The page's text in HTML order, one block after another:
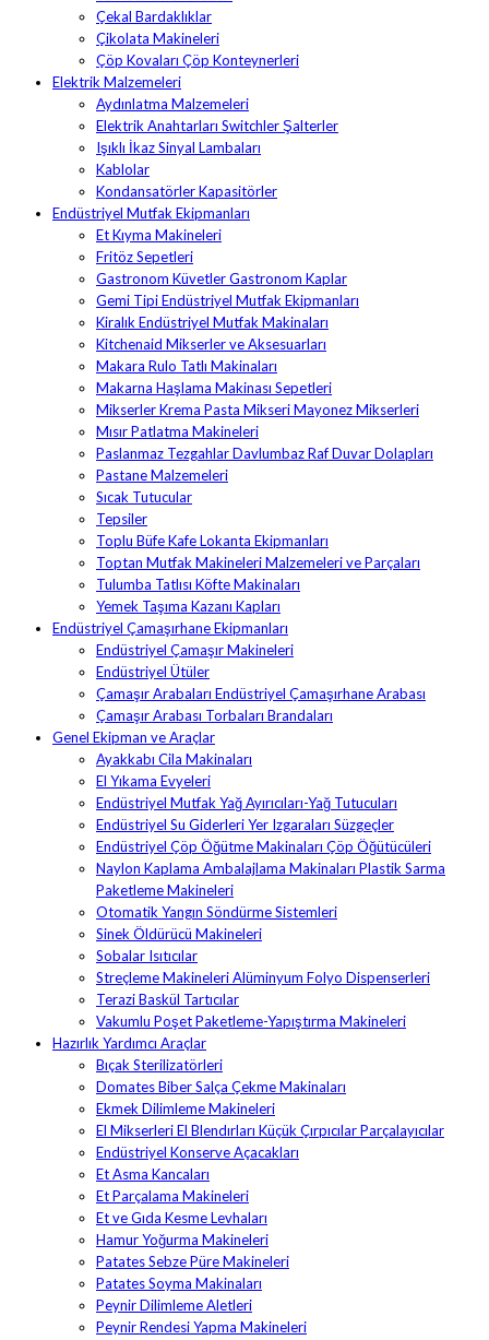
Çekal Bardaklıklar
Çikolata Makineleri
Çöp Kovaları Çöp Konteynerleri
Elektrik Malzemeleri
Aydınlatma Malzemeleri
Elektrik Anahtarları Switchler Şalterler
Işıklı İkaz Sinyal Lambaları
Kablolar
Kondansatörler Kapasitörler
Endüstriyel Mutfak Ekipmanları
Et Kıyma Makineleri
Fritöz Sepetleri
Gastronom Küvetler Gastronom Kaplar
Gemi Tipi Endüstriyel Mutfak Ekipmanları
Kiralık Endüstriyel Mutfak Makinaları
Kitchenaid Mikserler ve Aksesuarları
Makara Rulo Tatlı Makinaları
Makarna Haşlama Makinası Sepetleri
Mikserler Krema Pasta Mikseri Mayonez Mikserleri
Mısır Patlatma Makineleri
Paslanmaz Tezgahlar Davlumbaz Raf Duvar Dolapları
Pastane Malzemeleri
Sıcak Tutucular
Tepsiler
Toplu Büfe Kafe Lokanta Ekipmanları
Toptan Mutfak Makineleri Malzemeleri ve Parçaları
Tulumba Tatlısı Köfte Makinaları
Yemek Taşıma Kazanı Kapları
Endüstriyel Çamaşırhane Ekipmanları
Endüstriyel Çamaşır Makineleri
Endüstriyel Ütüler
Çamaşır Arabaları Endüstriyel Çamaşırhane Arabası
Çamaşır Arabası Torbaları Brandaları
Genel Ekipman ve Araçlar
Ayakkabı Cila Makinaları
El Yıkama Evyeleri
Endüstriyel Mutfak Yağ Ayırıcıları-Yağ Tutucuları
Endüstriyel Su Giderleri Yer Izgaraları Süzgeçler
Endüstriyel Çöp Öğütme Makinaları Çöp Öğütücüleri
Naylon Kaplama Ambalajlama Makinaları Plastik Sarma
Paketleme Makineleri
Otomatik Yangın Söndürme Sistemleri
Sinek Öldürücü Makineleri
Sobalar Isıtıcılar
Streçleme Makineleri Alüminyum Folyo Dispenserleri
Terazi Baskül Tartıcılar
Vakumlu Poşet Paketleme-Yapıştırma Makineleri
Hazırlık Yardımcı Araçlar
Bıçak Sterilizatörleri
Domates Biber Salça Çekme Makinaları
Ekmek Dilimleme Makineleri
El Mikserleri El Blendırları Küçük Çırpıcılar Parçalayıcılar
Endüstriyel Konserve Açacakları
Et Asma Kancaları
Et Parçalama Makineleri
Et ve Gıda Kesme Levhaları
Hamur Yoğurma Makineleri
Patates Sebze Püre Makineleri
Patates Soyma Makinaları
Peynir Dilimleme Aletleri
Peynir Rendesi Yapma Makineleri